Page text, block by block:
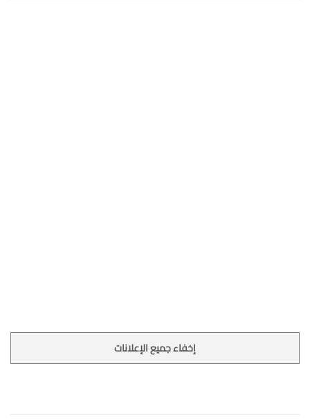
إخفاء جميع الإعلانات